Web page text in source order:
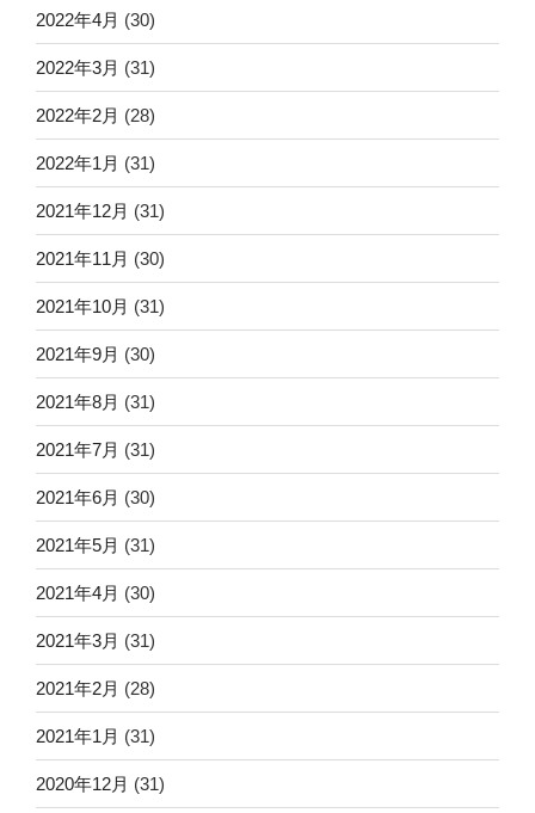
2022年4月 (30)
2022年3月 (31)
2022年2月 (28)
2022年1月 (31)
2021年12月 (31)
2021年11月 (30)
2021年10月 (31)
2021年9月 (30)
2021年8月 (31)
2021年7月 (31)
2021年6月 (30)
2021年5月 (31)
2021年4月 (30)
2021年3月 (31)
2021年2月 (28)
2021年1月 (31)
2020年12月 (31)